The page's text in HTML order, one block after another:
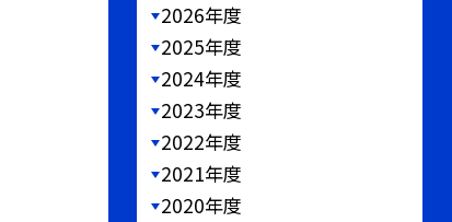
2026年度
2025年度
2024年度
2023年度
2022年度
2021年度
2020年度